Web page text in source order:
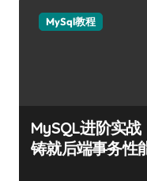
MySql教程
MySQL进阶实战
铸就后端事务性